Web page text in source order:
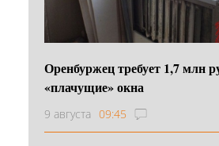
Оренбуржец требует 1,7 млн
«плачущие» окна
9 августа 09:45